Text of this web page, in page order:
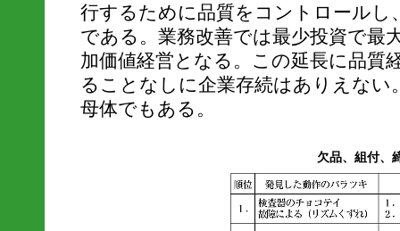
行するために品質をコントロール
である。業務改善では最少投資で最
加価値経営となる。この延長に品質
ることなしに企業存続はありえない
母体でもある。
欠品、組付、